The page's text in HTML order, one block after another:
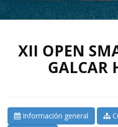
XII OPEN
GALCAR
Información general